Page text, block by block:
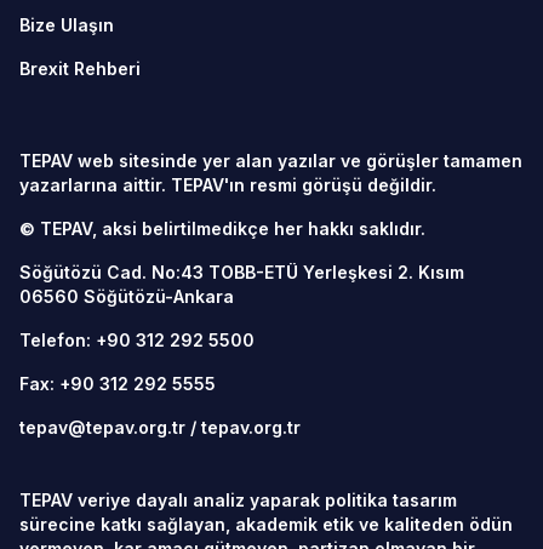
Bize Ulaşın
Brexit Rehberi
TEPAV web sitesinde yer alan yazılar ve görüşler tamamen
yazarlarına aittir. TEPAV'ın resmi görüşü değildir.
© TEPAV, aksi belirtilmedikçe her hakkı saklıdır.
Söğütözü Cad. No:43 TOBB-ETÜ Yerleşkesi 2. Kısım
06560 Söğütözü-Ankara
Telefon: +90 312 292 5500
Fax: +90 312 292 5555
tepav@tepav.org.tr / tepav.org.tr
TEPAV veriye dayalı analiz yaparak politika tasarım
sürecine katkı sağlayan, akademik etik ve kaliteden ödün